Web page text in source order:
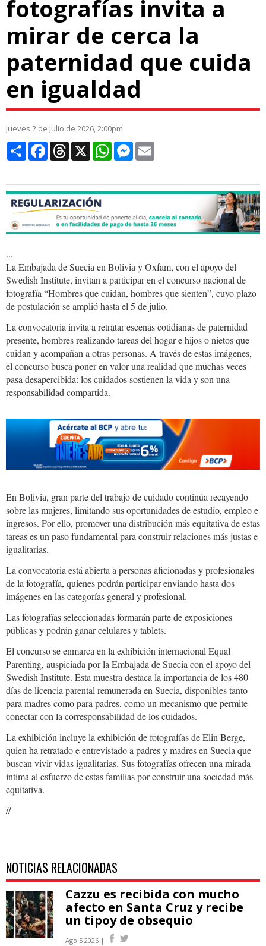
fotografías invita a
mirar de cerca la
paternidad que cuida
en igualdad
Jueves 2 de Julio de 2026, 2:00pm
CompartirFacebookThreads
X WhatsAppMessenger
...
La Embajada de Suecia en Bolivia y Oxfam, con el apoyo del
Swedish Institute, invitan a participar en el concurso nacional de
fotografía “Hombres que cuidan, hombres que sienten”, cuyo plazo
de postulación se amplió hasta el 5 de julio.
La convocatoria invita a retratar escenas cotidianas de paternidad
presente, hombres realizando tareas del hogar e hijos o nietos que
cuidan y acompañan a otras personas. A través de estas imágenes,
el concurso busca poner en valor una realidad que muchas veces
pasa desapercibida: los cuidados sostienen la vida y son una
responsabilidad compartida.
papa.hijo_.jpg
En Bolivia, gran parte del trabajo de cuidado continúa recayendo
sobre las mujeres, limitando sus oportunidades de estudio, empleo e
ingresos. Por ello, promover una distribución más equitativa de estas
tareas es un paso fundamental para construir relaciones más justas e
igualitarias.
La convocatoria está abierta a personas aficionadas y profesionales
de la fotografía, quienes podrán participar enviando hasta dos
imágenes en las categorías general y profesional.
Las fotografías seleccionadas formarán parte de exposiciones
públicas y podrán ganar celulares y tablets.
El concurso se enmarca en la exhibición internacional Equal
Parenting, auspiciada por la Embajada de Suecia con el apoyo del
Swedish Institute. Esta muestra destaca la importancia de los 480
días de licencia parental remunerada en Suecia, disponibles tanto
para madres como para padres, como un mecanismo que permite
conectar con la corresponsabilidad de los cuidados.
La exhibición incluye la exhibición de fotografías de Elin Berge,
quien ha retratado e entrevistado a padres y madres en Suecia que
buscan vivir vidas igualitarias. Sus fotografías ofrecen una mirada
íntima al esfuerzo de estas familias por construir una sociedad más
equitativa.
//
NOTICIAS RELACIONADAS
Cazzu es recibida con mucho
afecto en Santa Cruz y recibe
un tipoy de obsequio
Ago 5 2026 |